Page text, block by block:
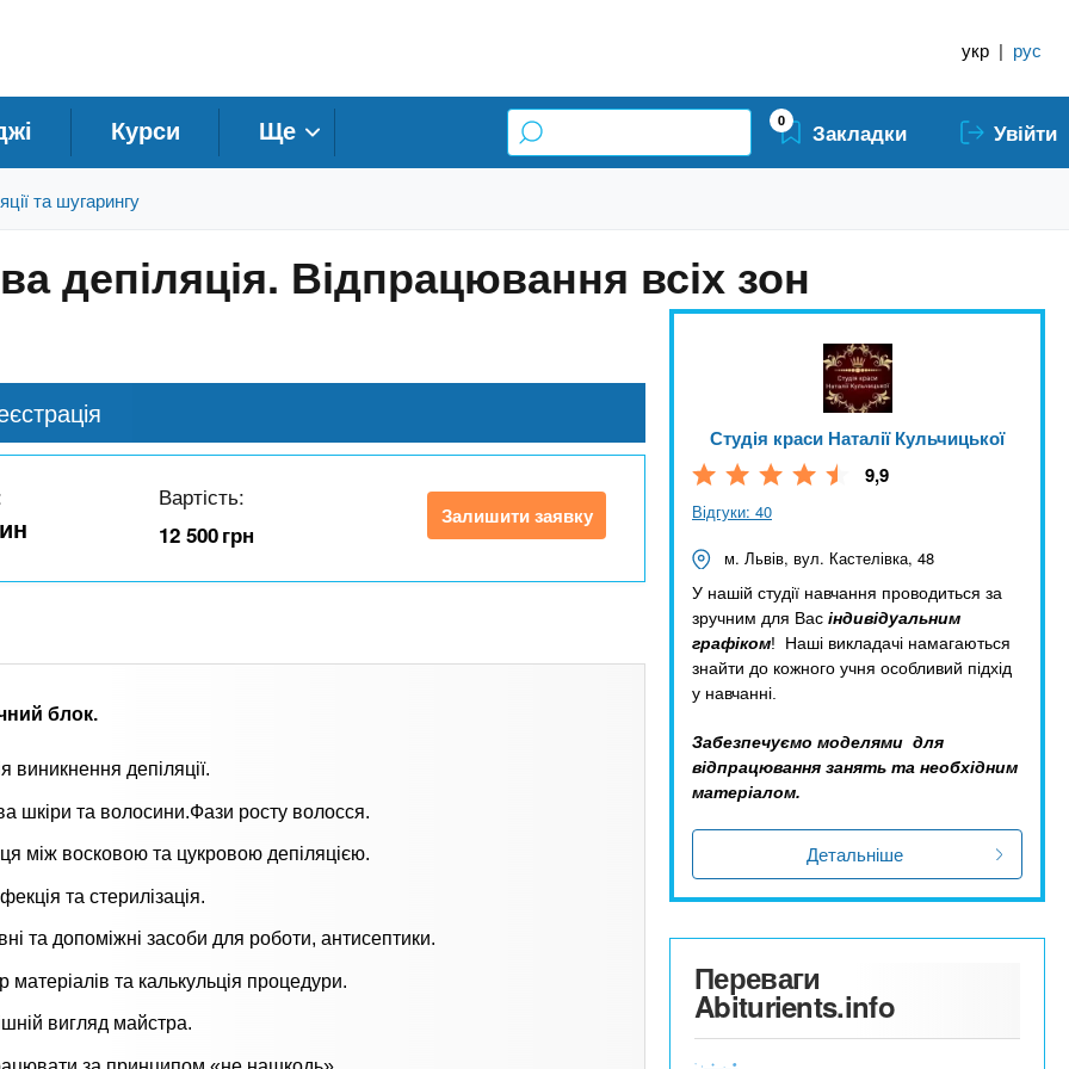
укр | рус
Курси Ще 0 Закладки Увійти
та шугарингу
депіляція. Відпрацювання всіх зон
Вартість:
12 500грн
Залишити заявку
блок.
виникнення депіляції.
шкіри та волосини.Фази росту волосся.
між восковою та цукровою депіляцією.
та стерилізація.
та допоміжні засоби для роботи, антисептики.
матеріалів та калькульція процедури.
вигляд майстра.
Студія краси Наталії Кульчицької
9,9
Відгуки: 40
м. Львів, вул. Кастелівка, 48
У нашій студії навчання проводиться за
зручним для Вас індивідуальним
графіком! Наші викладачі намагаються
знайти до кожного учня особливий підхід
у навчанні.
Забезпечуємо моделями для
відпрацювання занять та необхідним
матеріалом.
Детальніше
Переваги
Abiturients.info